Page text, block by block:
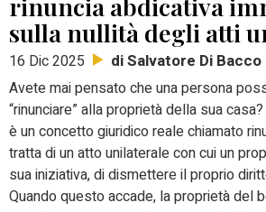
sulla nullità degli atti
16 Dic 2025 di Salvatore Di Bacco
Avete mai pensato che una persona
“rinunciare” alla proprietà della sua
è un concetto giuridico reale chiamato
tratta di un atto unilaterale con cui un
sua iniziativa, di dismettere il proprio
Quando questo accade, la proprietà del